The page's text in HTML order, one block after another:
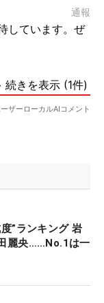
”ランキング 岩
麗央……No.1は一